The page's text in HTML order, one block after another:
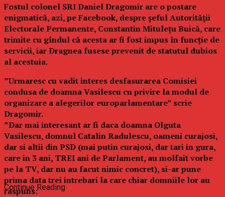
Fostul colonel SRI Daniel Dragomir are o postare
enigmatică, azi, pe Facebook, despre șeful Autorității
Electorale Permanente, Constantin Mitulețu Buică, care
trimite cu gîndul că acesta ar fi fost impus în funcție de
servicii, iar Dragnea fusese prevenit de statutul dubios
al acestuia.
”Urmaresc cu vadit interes desfasurarea Comisiei
condusa de doamna Vasilescu cu privire la modul de
organizare a alegerilor europarlamentare” scrie
Dragomir.
”Dar mai interesant ar fi daca doamna Olguta
Vasilescu, domnul Catalin Radulescu, oameni curajosi,
dar si altii din PSD (mai putin curajosi, dar tari in gura,
care in 3 ani, TREI ani de Parlament, au molfait vorbe
pe la TV, dar nu au facut nimic concret), si-ar pune
prima data trei intrebari la care chiar domniile lor au
raspuns:
Continue Reading